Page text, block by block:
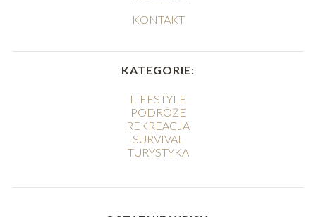
KONTAKT
KATEGORIE:
LIFESTYLE
PODRÓŻE
REKREACJA
SURVIVAL
TURYSTYKA